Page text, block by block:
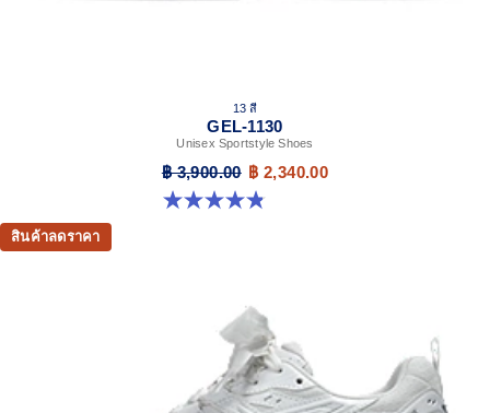
13 สี
GEL-1130
Unisex Sportstyle Shoes
฿ 3,900.00 ฿ 2,340.00
4.8 จาก 5 ดาว 399 รีวิว
สินค้าลดราคา